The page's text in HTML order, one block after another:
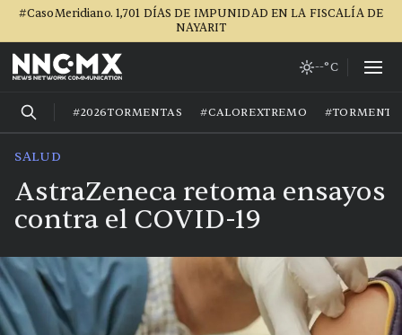
#CasoMeridiano. 1,701 DÍAS DE IMPUNIDAD EN LA FISCALÍA DE
NAYARIT
--°C
#2026TORMENTAS #CALOREXTREMO
SALUD
AstraZeneca retoma ensayos
contra el COVID-19